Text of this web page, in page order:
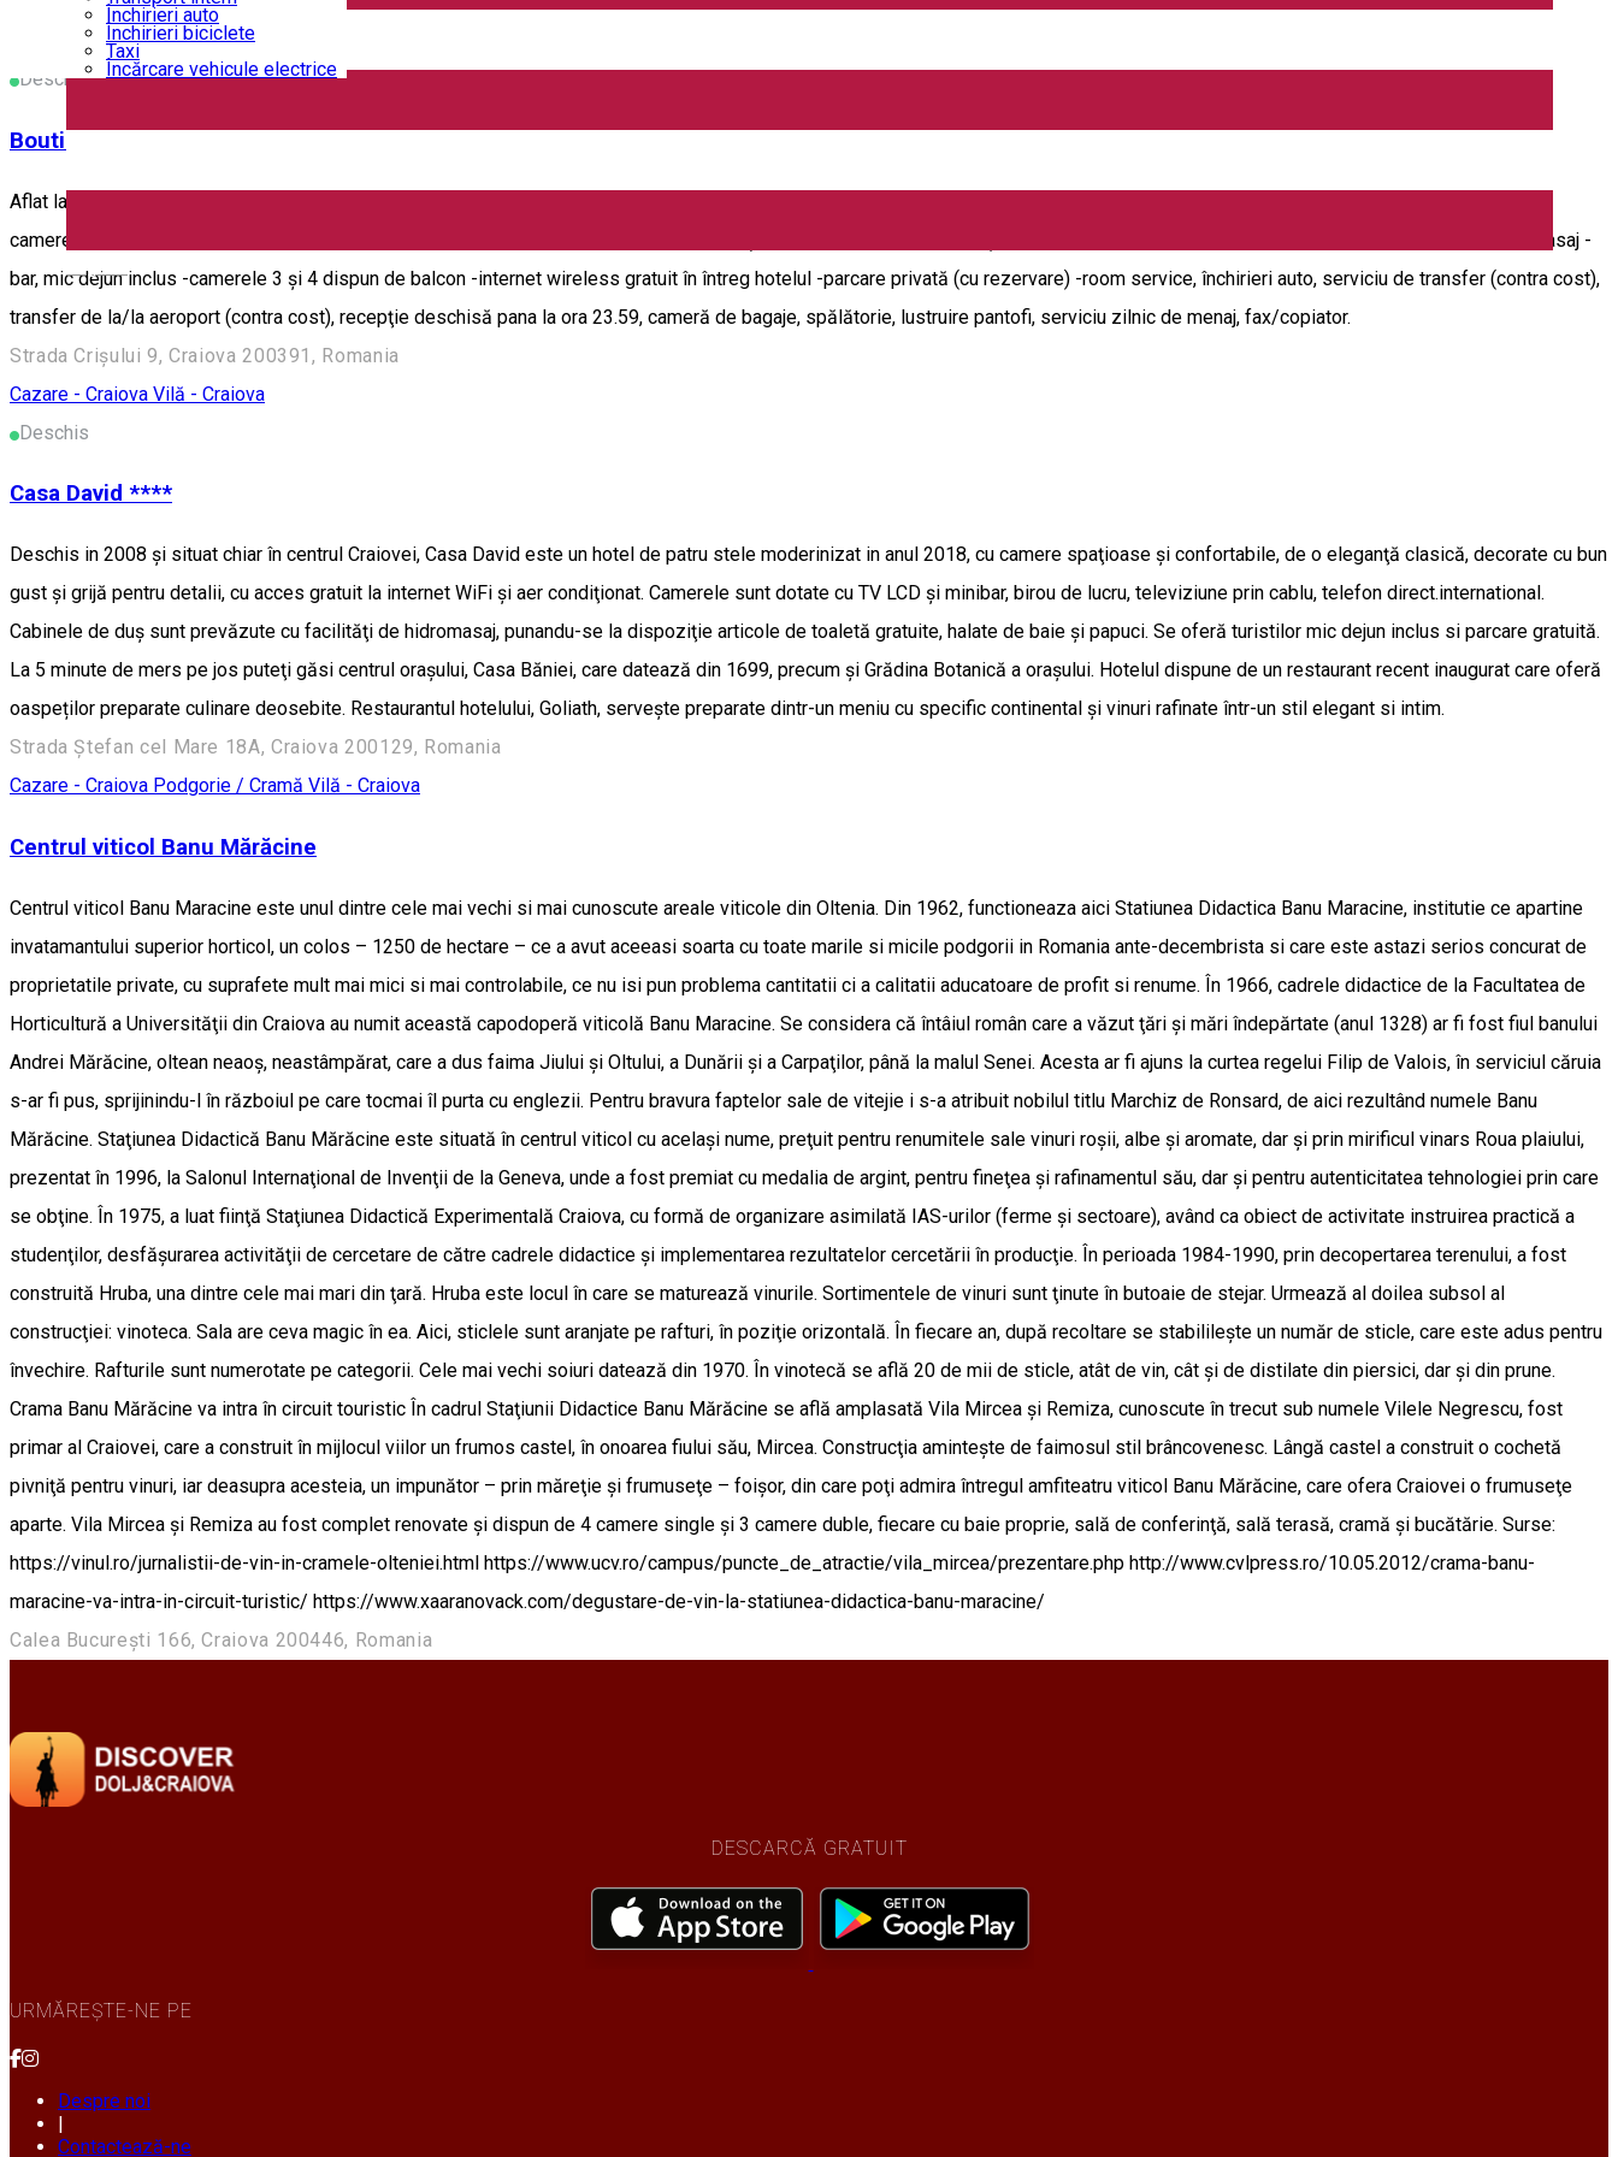
English
Închirieri auto
Închirieri biciclete
Taxi
Încărcare vehicule electrice
Cazare - CraiovaVilă - Craiova
Deschis
Boutique Anemona ****
Aflat la 500 de metri de centrul orasului Craiova, hotelul Boutique Anemona reprezintă un adevărat răsfăț regal, un loc unde sejurul dumneavoastră va fi ridicat la rang de artă. Cele nouă
camere, două dintre ele cu balcon, comferă îmbinarea perfectă între rafinamentul istoric și utilitatea modernă. Facilități: -terasă -saună, spa & centru de wellness, masaj, cadă cu hidromasaj -
bar, mic dejun inclus -camerele 3 și 4 dispun de balcon -internet wireless gratuit în întreg hotelul -parcare privată (cu rezervare) -room service, închirieri auto, serviciu de transfer (contra cost),
transfer de la/la aeroport (contra cost), recepţie deschisă pana la ora 23.59, cameră de bagaje, spălătorie, lustruire pantofi, serviciu zilnic de menaj, fax/copiator.
Strada Crișului 9, Craiova 200391, Romania
Cazare - Craiova Vilă - Craiova
Deschis
Casa David ****
Deschis in 2008 şi situat chiar în centrul Craiovei, Casa David este un hotel de patru stele moderinizat in anul 2018, cu camere spaţioase şi confortabile, de o eleganţă clasică, decorate cu bun
gust şi grijă pentru detalii, cu acces gratuit la internet WiFi şi aer condiţionat. Camerele sunt dotate cu TV LCD şi minibar, birou de lucru, televiziune prin cablu, telefon direct.international.
Cabinele de duş sunt prevăzute cu facilităţi de hidromasaj, punandu-se la dispoziţie articole de toaletă gratuite, halate de baie şi papuci. Se oferă turistilor mic dejun inclus si parcare gratuită.
La 5 minute de mers pe jos puteţi găsi centrul oraşului, Casa Băniei, care datează din 1699, precum şi Grădina Botanică a oraşului. Hotelul dispune de un restaurant recent inaugurat care oferă
oaspeților preparate culinare deosebite. Restaurantul hotelului, Goliath, servește preparate dintr-un meniu cu specific continental și vinuri rafinate într-un stil elegant si intim.
Strada Ștefan cel Mare 18A, Craiova 200129, Romania
Cazare - Craiova Podgorie / Cramă Vilă - Craiova
Centrul viticol Banu Mărăcine
Centrul viticol Banu Maracine este unul dintre cele mai vechi si mai cunoscute areale viticole din Oltenia. Din 1962, functioneaza aici Statiunea Didactica Banu Maracine, institutie ce apartine
invatamantului superior horticol, un colos – 1250 de hectare – ce a avut aceeasi soarta cu toate marile si micile podgorii in Romania ante-decembrista si care este astazi serios concurat de
proprietatile private, cu suprafete mult mai mici si mai controlabile, ce nu isi pun problema cantitatii ci a calitatii aducatoare de profit si renume. În 1966, cadrele didactice de la Facultatea de
Horticultură a Universităţii din Craiova au numit această capodoperă viticolă Banu Maracine. Se considera că întâiul român care a văzut ţări şi mări îndepărtate (anul 1328) ar fi fost fiul banului
Andrei Mărăcine, oltean neaoş, neastâmpărat, care a dus faima Jiului şi Oltului, a Dunării şi a Carpaţilor, până la malul Senei. Acesta ar fi ajuns la curtea regelui Filip de Valois, în serviciul căruia
s-ar fi pus, sprijinindu-l în războiul pe care tocmai îl purta cu englezii. Pentru bravura faptelor sale de vitejie i s-a atribuit nobilul titlu Marchiz de Ronsard, de aici rezultând numele Banu
Mărăcine. Staţiunea Didactică Banu Mărăcine este situată în centrul viticol cu acelaşi nume, preţuit pentru renumitele sale vinuri roşii, albe şi aromate, dar şi prin mirificul vinars Roua plaiului,
prezentat în 1996, la Salonul Internaţional de Invenţii de la Geneva, unde a fost premiat cu medalia de argint, pentru fineţea şi rafinamentul său, dar şi pentru autenticitatea tehnologiei prin care
se obţine. În 1975, a luat fiinţă Staţiunea Didactică Experimentală Craiova, cu formă de organizare asimilată IAS-urilor (ferme şi sectoare), având ca obiect de activitate instruirea practică a
studenţilor, desfăşurarea activităţii de cercetare de către cadrele didactice şi implementarea rezultatelor cercetării în producţie. În perioada 1984-1990, prin decopertarea terenului, a fost
construită Hruba, una dintre cele mai mari din ţară. Hruba este locul în care se maturează vinurile. Sortimentele de vinuri sunt ţinute în butoaie de stejar. Urmează al doilea subsol al
construcţiei: vinoteca. Sala are ceva magic în ea. Aici, sticlele sunt aranjate pe rafturi, în poziţie orizontală. În fiecare an, după recoltare se stabilileşte un număr de sticle, care este adus pentru
învechire. Rafturile sunt numerotate pe categorii. Cele mai vechi soiuri datează din 1970. În vinotecă se află 20 de mii de sticle, atât de vin, cât şi de distilate din piersici, dar şi din prune.
Crama Banu Mărăcine va intra în circuit touristic În cadrul Staţiunii Didactice Banu Mărăcine se află amplasată Vila Mircea şi Remiza, cunoscute în trecut sub numele Vilele Negrescu, fost
primar al Craiovei, care a construit în mijlocul viilor un frumos castel, în onoarea fiului său, Mircea. Construcţia aminteşte de faimosul stil brâncovenesc. Lângă castel a construit o cochetă
pivniţă pentru vinuri, iar deasupra acesteia, un impunător – prin măreţie şi frumuseţe – foişor, din care poţi admira întregul amfiteatru viticol Banu Mărăcine, care ofera Craiovei o frumuseţe
aparte. Vila Mircea şi Remiza au fost complet renovate şi dispun de 4 camere single şi 3 camere duble, fiecare cu baie proprie, sală de conferinţă, sală terasă, cramă şi bucătărie. Surse:
https://vinul.ro/jurnalistii-de-vin-in-cramele-olteniei.html https://www.ucv.ro/campus/puncte_de_atractie/vila_mircea/prezentare.php http://www.cvlpress.ro/10.05.2012/crama-banu-
maracine-va-intra-in-circuit-turistic/ https://www.xaaranovack.com/degustare-de-vin-la-statiunea-didactica-banu-maracine/
Calea București 166, Craiova 200446, Romania
DESCARCĂ GRATUIT
URMĂREȘTE-NE PE
Despre noi
|
Contactează-ne